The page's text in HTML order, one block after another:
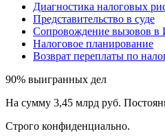
Диагностика налоговых
Представительство в суде
Сопровождение вызовов
Налоговое планирование
Возврат переплаты по
90% выигранных дел
На сумму 3,45 млрд руб.
Строго конфиденциально.